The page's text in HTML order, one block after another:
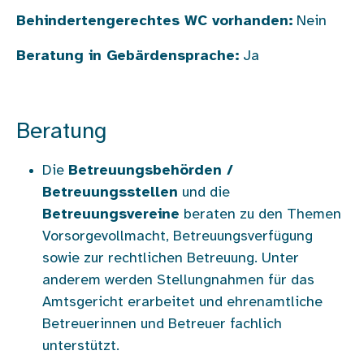
Behindertengerechtes WC vorhanden: Nein
Beratung in Gebärdensprache: Ja
Beratung
Die Betreuungsbehörden /
Betreuungsstellen und die
Betreuungsvereine beraten zu den Themen
Vorsorgevollmacht, Betreuungsverfügung
sowie zur rechtlichen Betreuung. Unter
anderem werden Stellungnahmen für das
Amtsgericht erarbeitet und ehrenamtliche
Betreuerinnen und Betreuer fachlich
unterstützt.